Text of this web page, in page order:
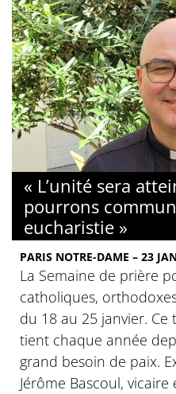
« L’unité sera
pourrons
eucharistie »
PARIS NOTRE-DAME – 23
La Semaine de prière
catholiques,
du 18 au 25 janvier.
tient chaque année
grand besoin de paix.
Jérôme Bascoul, vicaire